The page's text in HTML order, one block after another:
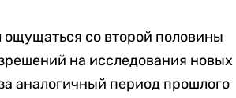
со второй половины
на исследования новых
аналогичный период прошлого